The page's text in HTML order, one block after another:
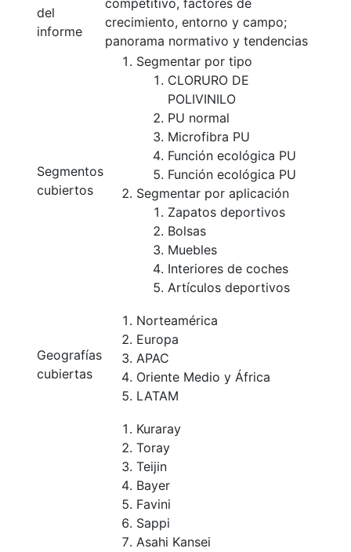
del
informe
competitivo, factores de
crecimiento, entorno y campo;
panorama normativo y tendencias
Segmentos
cubiertos
Segmentar por tipo
CLORURO DE
POLIVINILO
PU normal
Microfibra PU
Función ecológica PU
Función ecológica PU
Segmentar por aplicación
Zapatos deportivos
Bolsas
Muebles
Interiores de coches
Artículos deportivos
Geografías
cubiertas
Norteamérica
Europa
APAC
Oriente Medio y África
LATAM
Kuraray
Toray
Teijin
Bayer
Favini
Sappi
Asahi Kansei